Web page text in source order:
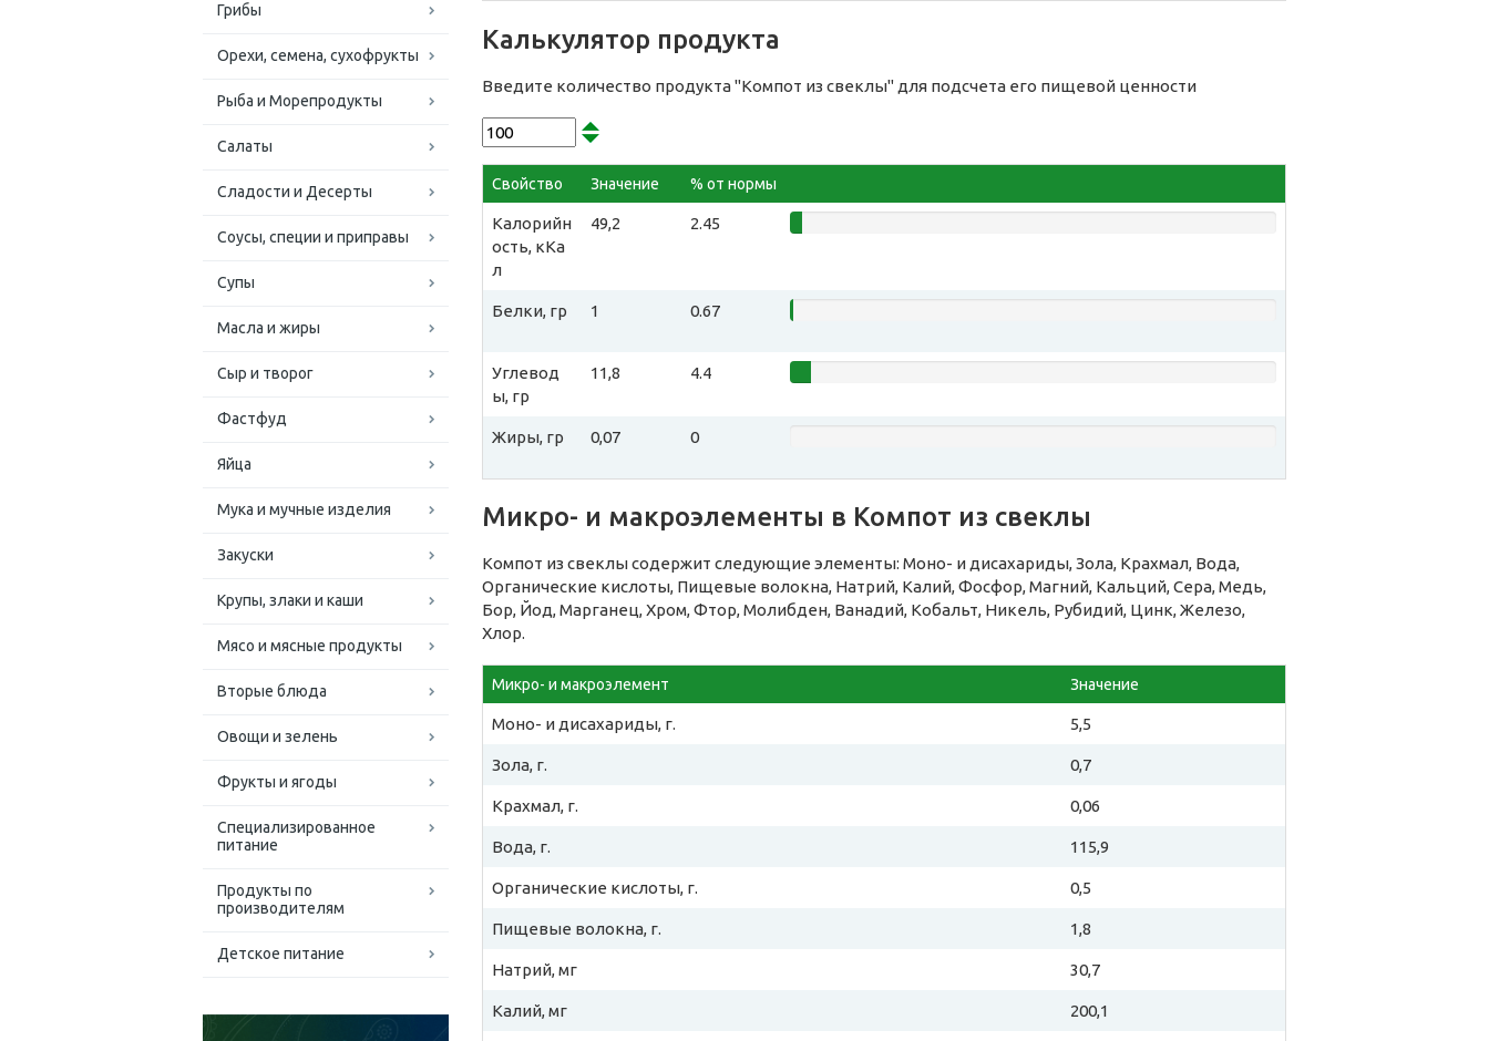
Грибы
Орехи, семена, сухофрукты
Рыба и Морепродукты
Салаты
Сладости и Десерты
Соусы, специи и приправы
Супы
Масла и жиры
Сыр и творог
Фастфуд
Яйца
Мука и мучные изделия
Закуски
Крупы, злаки и каши
Мясо и мясные продукты
Вторые блюда
Овощи и зелень
Фрукты и ягоды
Специализированное
питание
Продукты по
производителям
Детское питание
Калькулятор продукта
Введите количество продукта "Компот из свеклы" для подсчета его пищевой ценности
Свойство Значение % от нормы
Калорийн
ость, кКа
л
49,2 2.45
Белки, гр 1 0.67
Углевод
ы, гр
11,8 4.4
Жиры, гр 0,07 0
Микро- и макроэлементы в Компот из свеклы
Компот из свеклы содержит следующие элементы: Моно- и дисахариды, Зола, Крахмал, Вода,
Органические кислоты, Пищевые волокна, Натрий, Калий, Фосфор, Магний, Кальций, Сера, Медь,
Бор, Йод, Марганец, Хром, Фтор, Молибден, Ванадий, Кобальт, Никель, Рубидий, Цинк, Железо,
Хлор.
Микро- и макроэлемент Значение
Моно- и дисахариды, г. 5,5
Зола, г. 0,7
Крахмал, г. 0,06
Вода, г. 115,9
Органические кислоты, г. 0,5
Пищевые волокна, г. 1,8
Натрий, мг 30,7
Калий, мг 200,1